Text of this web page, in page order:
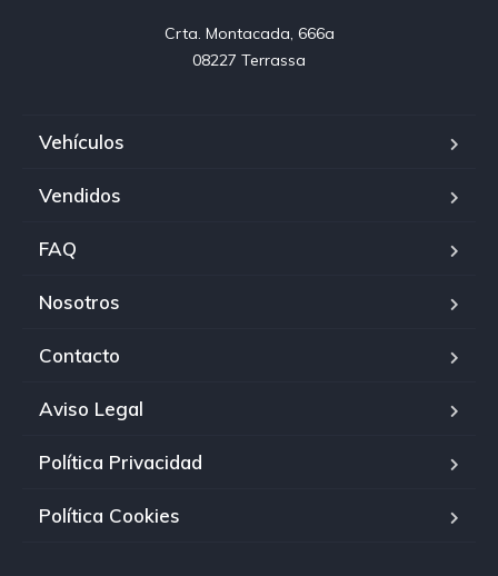
Crta. Montacada, 666a
08227 Terrassa
Vehículos
Vendidos
FAQ
Nosotros
Contacto
Aviso Legal
Política Privacidad
Política Cookies